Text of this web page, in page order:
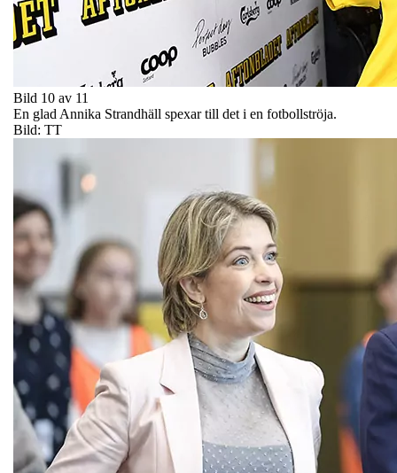
Bild 10 av 11
En glad Annika Strandhäll spexar till det i en fotbollströja.
Bild: TT